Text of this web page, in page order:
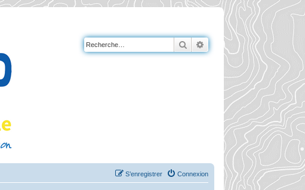
RechercherRecherche avancée
Connexion
S’enregistrer